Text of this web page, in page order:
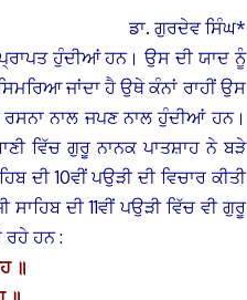
ਡਾ. ਗੁਰਦੇਵ ਸਿੰਘ*
ਹੁੰਦੀਆਂ ਹਨ। ਉਸ ਦੀ ਯਾਦ ਨੂੰ
ਜਾਂਦਾ ਹੈ ਉਥੇ ਕੰਨਾਂ ਰਾਹੀਂ ਉਸ
ਨਾਲ ਜਪਣ ਨਾਲ ਹੁੰਦੀਆਂ ਹਨ।
ਵਿੱਚ ਗੁਰੂ ਨਾਨਕ ਪਾਤਸ਼ਾਹ ਨੇ ਬੜੇ
ਦੀ 10ਵੀਂ ਪਉੜੀ ਦੀ ਵਿਚਾਰ ਕੀਤੀ
ਦੀ 11ਵੀਂ ਪਉੜੀ ਵਿੱਚ ਵੀ ਗੁਰੂ
ਰਹੇ ਹਨ :
॥